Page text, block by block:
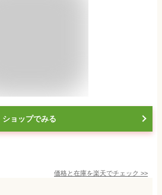
ショップでみる
価格と在庫を楽天でチェック >>